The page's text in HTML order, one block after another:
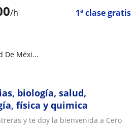
/h 1ª clase gratis
De Méxi...
biología, salud,
física y quimica
y te doy la bienvenida a Cero